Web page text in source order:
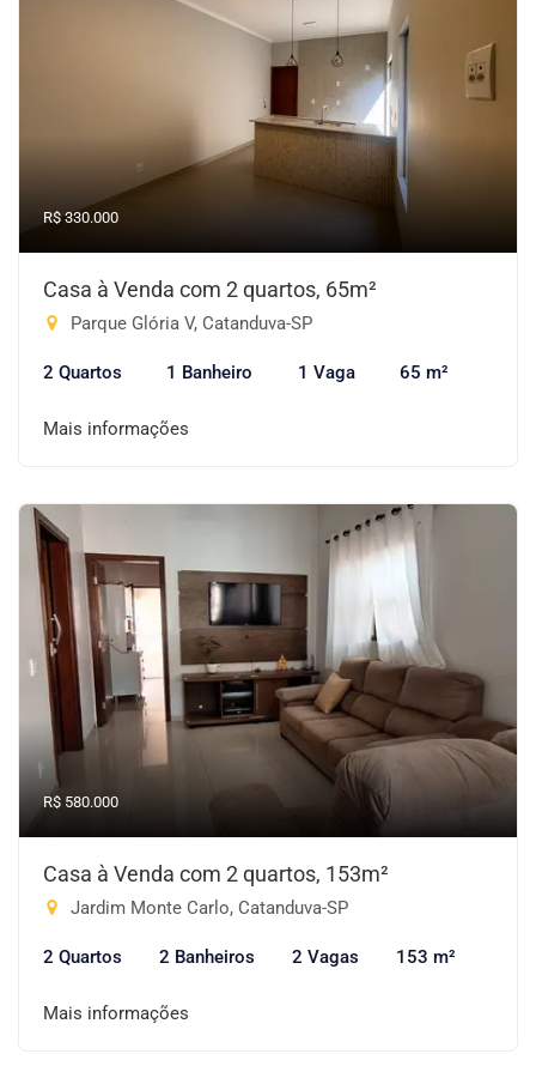
R$ 330.000
Casa à Venda com 2 quartos, 65m²
Parque Glória V, Catanduva-SP
2 Quartos 1 Banheiro 1 Vaga 65 m²
Mais informações
R$ 580.000
Casa à Venda com 2 quartos, 153m²
Jardim Monte Carlo, Catanduva-SP
2 Quartos 2 Banheiros 2 Vagas 153 m²
Mais informações